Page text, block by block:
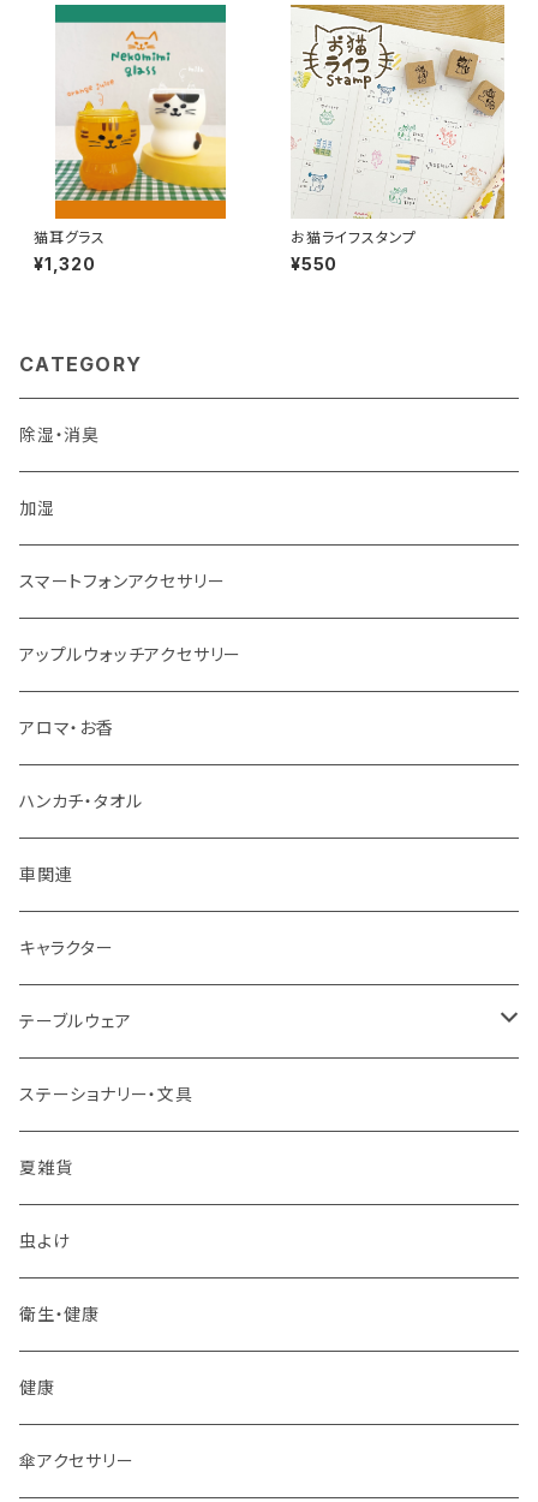
猫耳グラス
¥1,320
お猫ライフスタンプ
¥550
CATEGORY
除湿・消臭
加湿
スマートフォンアクセサリー
アップルウォッチアクセサリー
アロマ・お香
ハンカチ・タオル
車関連
キャラクター
テーブルウェア
マグカップ
スプーン
箸置き
その他
フォーク
ティーポット
ステーショナリー・文具
夏雑貨
虫よけ
衛生・健康
健康
傘アクセサリー